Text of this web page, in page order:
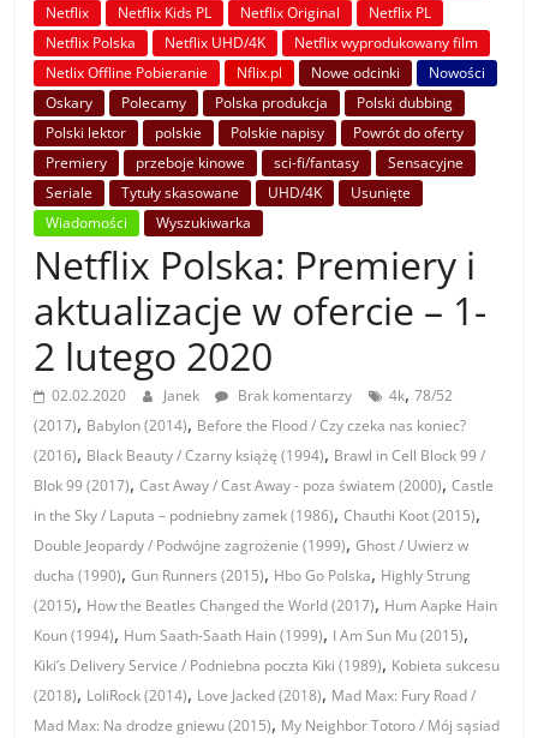
Netflix
Netflix Kids PL Netflix Original
Netflix PL
Netflix Polska
Netflix UHD/4K
Netflix wyprodukowany film
Netlix Offline Pobieranie
Nflix.pl Nowe odcinki
Nowości
Oskary
Polecamy Polska produkcja
Polski dubbing
Polski lektor
polskie Polskie napisy
Powrót do oferty
Premiery
przeboje kinowe sci-fi/fantasy
Sensacyjne
Seriale
Tytuły skasowane UHD/4K
Usunięte
Wiadomości
Wyszukiwarka
Netflix Polska: Premiery i
aktualizacje w ofercie – 1-
2 lutego 2020
02.02.2020 Janek Brak komentarzy 4k,78/52
(2017), Babylon (2014), Before the Flood / Czy czeka nas koniec?
(2016), Black Beauty / Czarny książę (1994), Brawl in Cell Block 99 /
Blok 99 (2017),Cast Away / Cast Away - poza światem (2000),Castle
in the Sky / Laputa – podniebny zamek (1986),Chauthi Koot (2015),
Double Jeopardy / Podwójne zagrożenie (1999),Ghost / Uwierz w
ducha (1990),Gun Runners (2015), Hbo Go Polska, Highly Strung
(2015), How the Beatles Changed the World (2017), Hum Aapke Hain
Koun (1994), Hum Saath-Saath Hain (1999), I Am Sun Mu (2015),
Kiki’s Delivery Service / Podniebna poczta Kiki (1989), Kobieta sukcesu
(2018), LoliRock (2014), Love Jacked (2018), Mad Max: Fury Road /
Mad Max: Na drodze gniewu (2015), My Neighbor Totoro / Mój sąsiad